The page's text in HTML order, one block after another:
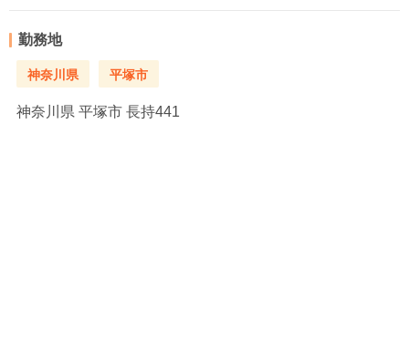
勤務地
神奈川県 平塚市
神奈川県 平塚市 長持441